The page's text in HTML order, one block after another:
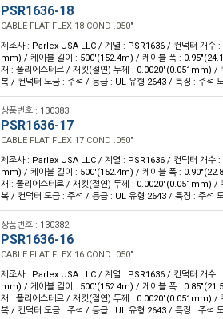
PSR1636-18
CABLE FLAT FLEX 18 COND .050"
제조사 : Parlex USA LLC / 계열 : PSR1636 / 컨덕터 개수
mm) / 케이블 길이 : 500'(152.4m) / 케이블 폭 :
재 : 폴리에스테르 / 재킷(절연) 두께 : 0.0020"(0.051mm) /
복 / 컨덕터 도금 : 주석 / 등급 : UL 유형 2643 / 특징 : 주석
상품번호 : 130383
PSR1636-17
CABLE FLAT FLEX 17 COND .050"
제조사 : Parlex USA LLC / 계열 : PSR1636 / 컨덕터 개수
mm) / 케이블 길이 : 500'(152.4m) / 케이블 폭 :
재 : 폴리에스테르 / 재킷(절연) 두께 : 0.0020"(0.051mm) /
복 / 컨덕터 도금 : 주석 / 등급 : UL 유형 2643 / 특징 : 주석
상품번호 : 130382
PSR1636-16
CABLE FLAT FLEX 16 COND .050"
제조사 : Parlex USA LLC / 계열 : PSR1636 / 컨덕터 개수
mm) / 케이블 길이 : 500'(152.4m) / 케이블 폭 :
재 : 폴리에스테르 / 재킷(절연) 두께 : 0.0020"(0.051mm) /
복 / 컨덕터 도금 : 주석 / 등급 : UL 유형 2643 / 특징 : 주석